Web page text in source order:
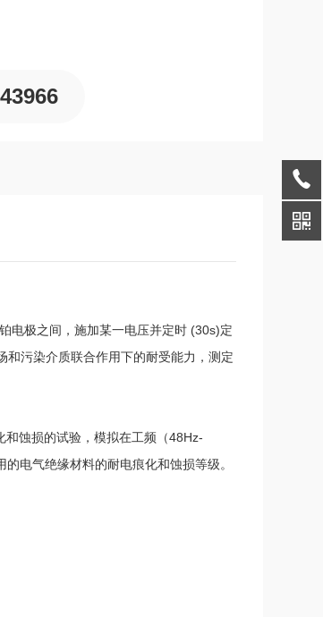
电极之间，施加某一电压并定时 (30s)定
污染介质联合作用下的耐受能力，测定
蚀损的试验，模拟在工频（48Hz-
电气绝缘材料的耐电痕化和蚀损等级。